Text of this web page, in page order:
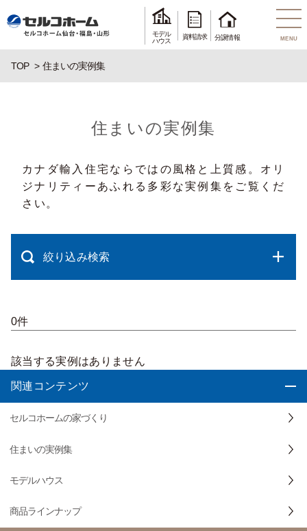
モデル
ハウス
資料請求 分譲情報 MENU
TOP 住まいの実例集
住まいの実例集
カナダ輸入住宅ならではの風格と上質感。オリ
ジナリティーあふれる多彩な実例集をご覧くだ
さい。
絞り込み検索
0件
該当する実例はありません
関連コンテンツ
セルコホームの家づくり
住まいの実例集
モデルハウス
商品ラインナップ